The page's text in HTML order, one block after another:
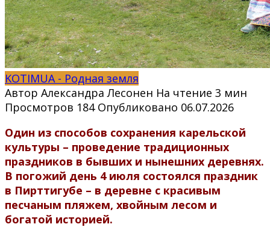
KOTIMUA - Родная земля
Автор Александра Лесонен На чтение 3 мин
Просмотров 184 Опубликовано 06.07.2026
Один из способов сохранения карельской
культуры – проведение традиционных
праздников в бывших и нынешних деревнях.
В погожий день 4 июля состоялся праздник
в Пирттигубе – в деревне с красивым
песчаным пляжем, хвойным лесом и
богатой историей.